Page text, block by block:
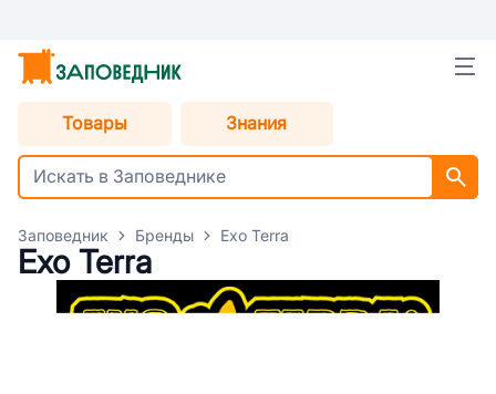
Товары Знания
Заповедник Бренды Exo Terra
Exo Terra